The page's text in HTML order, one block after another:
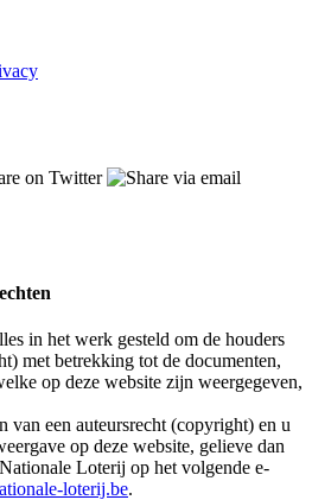
in het werk gesteld om de houders
met betrekking tot de documenten,
op deze website zijn weergegeven,
van een auteursrecht (copyright) en u
op deze website, gelieve dan
Loterij op het volgende e-
loterij.be.